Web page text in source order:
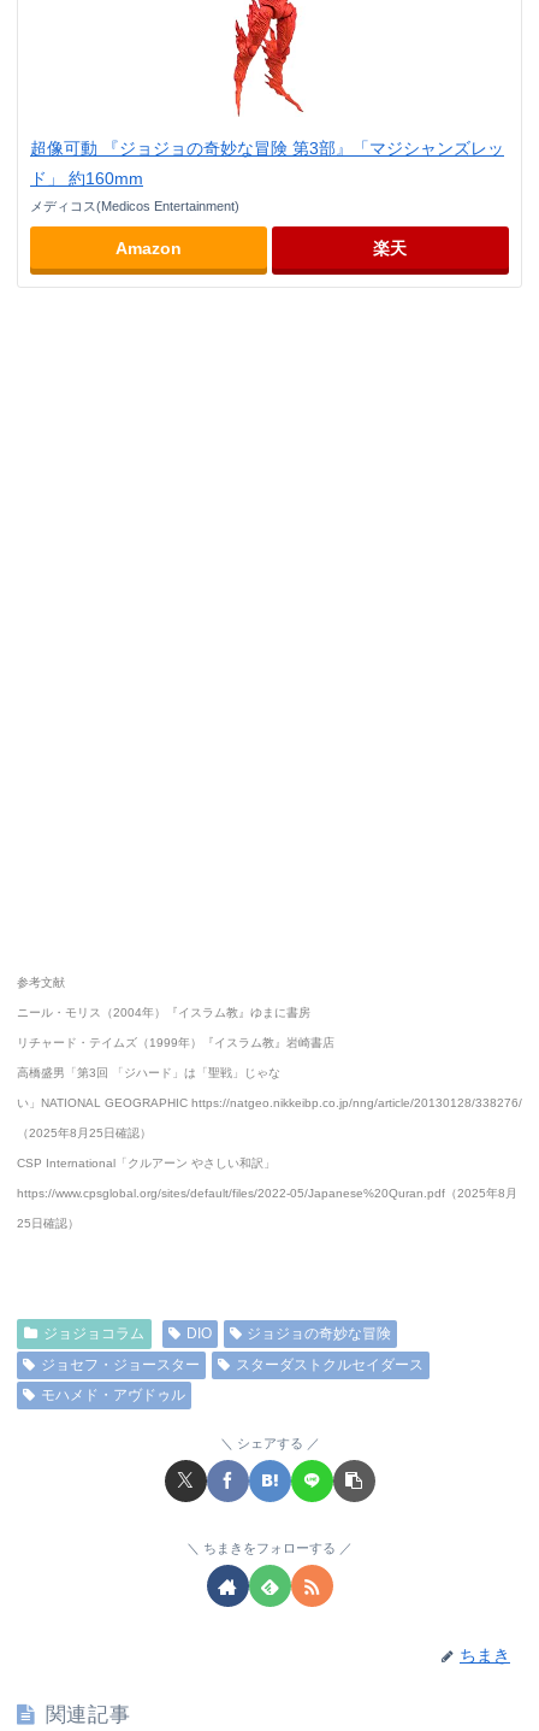
超像可動 『ジョジョの奇妙な冒険 第3部』「マジシャンズレッ
ド」 約160mm
メディコス(Medicos Entertainment)
Amazon 楽天
参考文献
ニール・モリス（2004年）『イスラム教』ゆまに書房
リチャード・テイムズ（1999年）『イスラム教』岩崎書店
高橋盛男「第3回 「ジハード」は「聖戦」じゃな
い」NATIONAL GEOGRAPHIC https://natgeo.nikkeibp.co.jp/nng/article/20130128/338276/
（2025年8月25日確認）
CSP International「クルアーン やさしい和訳」
https://www.cpsglobal.org/sites/default/files/2022-05/Japanese%20Quran.pdf（2025年8月
25日確認）
ジョジョコラム DIO
ジョジョの奇妙な冒険
ジョセフ・ジョースター
スターダストクルセイダース
モハメド・アヴドゥル
シェアする
ちまきをフォローする
ちまき
関連記事